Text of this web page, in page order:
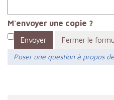
M'envoyer une copie ?
Envoyer
Fermer le
Poser une question à propos